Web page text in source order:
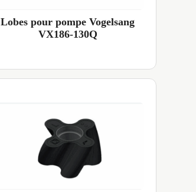
Lobes pour pompe Vogelsang
VX186-130Q